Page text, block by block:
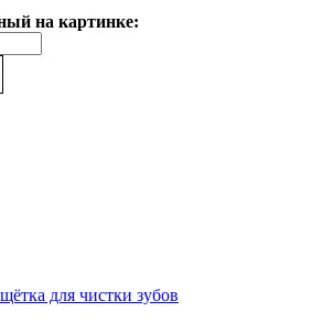
на картинке:
для чистки зубов